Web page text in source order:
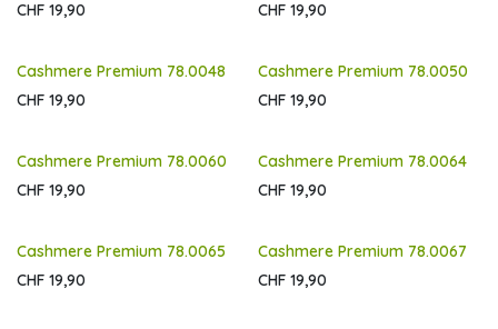
CHF 19,90
CHF 19,90
Cashmere Premium 78.0048
CHF 19,90
Cashmere Premium 78.0050
CHF 19,90
Cashmere Premium 78.0060
CHF 19,90
Cashmere Premium 78.0064
CHF 19,90
Cashmere Premium 78.0065
CHF 19,90
Cashmere Premium 78.0067
CHF 19,90